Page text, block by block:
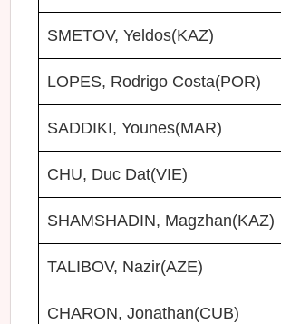
SMETOV, Yeldos(KAZ)
LOPES, Rodrigo Costa(POR)
SADDIKI, Younes(MAR)
CHU, Duc Dat(VIE)
SHAMSHADIN, Magzhan(KAZ)
TALIBOV, Nazir(AZE)
CHARON, Jonathan(CUB)